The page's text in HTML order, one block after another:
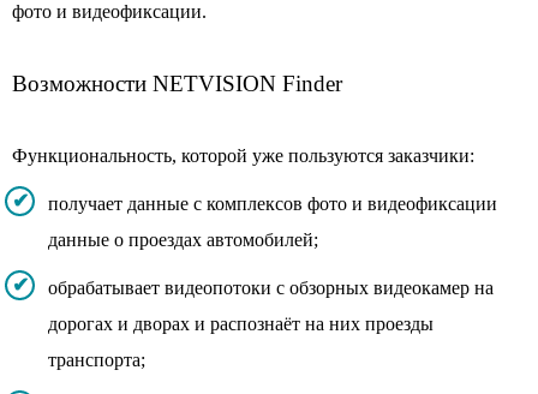
фото и видеофиксации.
Возможности NETVISION Finder
Функциональность, которой уже пользуются заказчики:
получает данные с комплексов фото и видеофиксации
данные о проездах автомобилей;
обрабатывает видеопотоки с обзорных видеокамер на
дорогах и дворах и распознаёт на них проезды
транспорта;